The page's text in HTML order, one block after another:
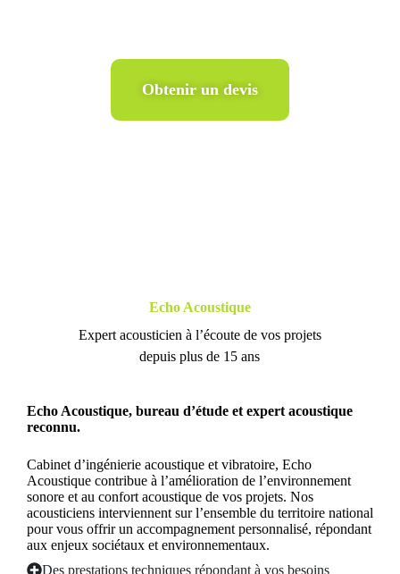
Obtenir un devis
Echo Acoustique
Expert acousticien à l’écoute de vos projets
depuis plus de 15 ans
Echo Acoustique, bureau d’étude et expert acoustique
reconnu.
Cabinet d’ingénierie acoustique et vibratoire, Echo
Acoustique contribue à l’amélioration de l’environnement
sonore et au confort acoustique de vos projets. Nos
acousticiens interviennent sur l’ensemble du territoire national
pour vous offrir un accompagnement personnalisé, répondant
aux enjeux sociétaux et environnementaux.
Des prestations techniques répondant à vos besoins